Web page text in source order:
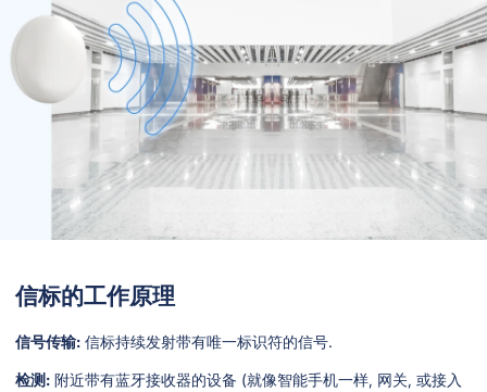
信标的工作原理
信号传输: 信标持续发射带有唯一标识符的信号.
检测: 附近带有蓝牙接收器的设备 (就像智能手机一样, 网关, 或接入